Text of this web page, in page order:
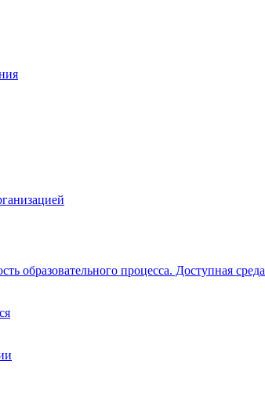
образовательного процесса. Доступная среда